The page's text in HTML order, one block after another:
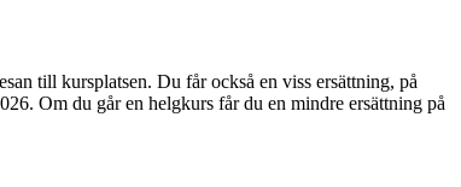
till kursplatsen. Du får också en viss ersättning, på
Om du går en helgkurs får du en mindre ersättning på